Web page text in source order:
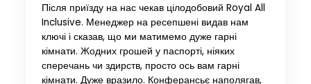
Після приїзду на нас чекав цілодобовий Royal All
Inclusive. Менеджер на ресепшені видав нам
ключі і сказав, що ми матимемо дуже гарні
кімнати. Жодних грошей у паспорті, ніяких
сперечань чи здирств, просто ось вам гарні
кімнати. Дуже вразило. Конферансьє наполягав,